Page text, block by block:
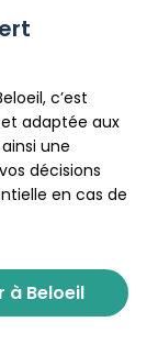
c’est
adaptée aux
une
décisions
en cas de
à Beloeil